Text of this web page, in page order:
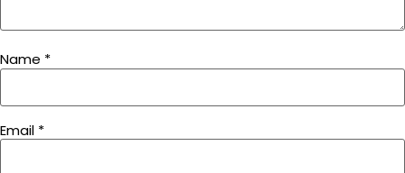
Name *
Email *